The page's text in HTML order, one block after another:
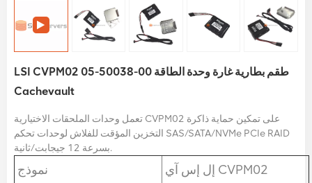
LSI CVPM02 05-50038-00 طقم بطارية غارة وحدة الطاقة
Cachevault
تعمل وحدات الملحقات الاختيارية CVPM02 على تمكين حماية ذاكرة
التخزين المؤقت للفلاش لوحدات تحكم SAS/SATA/NVMe PCIe RAID
بسرعة 12 جيجابت/ثانية.
نموذج إل إس آي CVPM02